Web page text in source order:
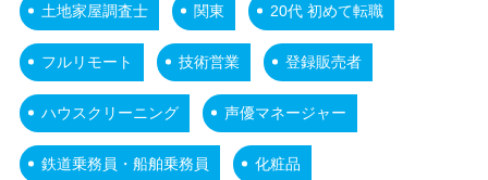
土地家屋調査士 関東 20代 初めて転職
フルリモート 技術営業 登録販売者
ハウスクリーニング 声優マネージャー
鉄道乗務員・船舶乗務員 化粧品